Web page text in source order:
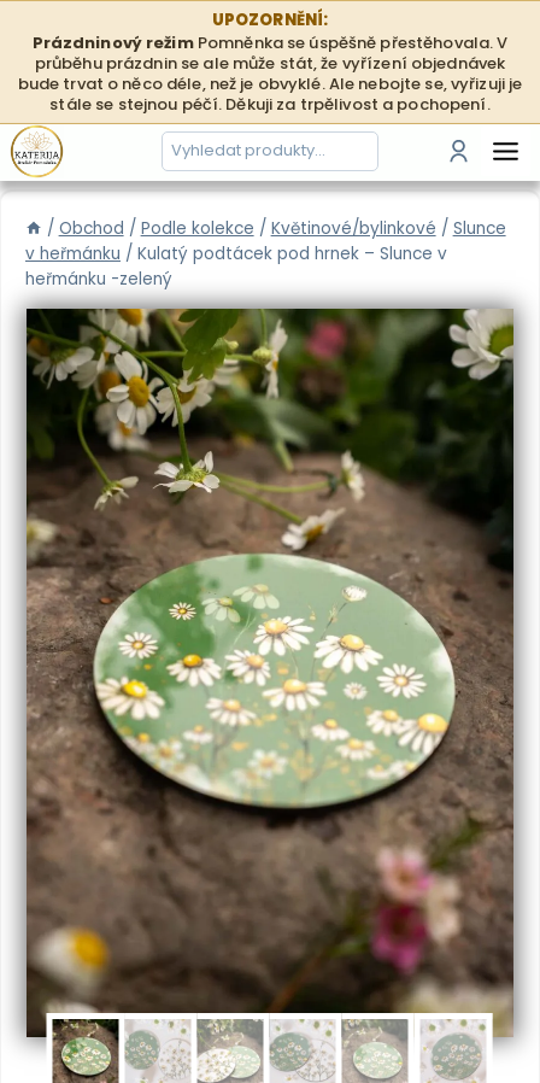
obsah
UPOZORNĚNÍ:
Prázdninový režimPomněnka se úspěšně přestěhovala. V
průběhu prázdnin se ale může stát, že vyřízení objednávek
bude trvat o něco déle, než je obvyklé. Ale nebojte se, vyřizuji je
stále se stejnou péčí. Děkuji za trpělivost a pochopení.
Hledání
/ Obchod / Podle kolekce / Květinové/bylinkové / Slunce
v heřmánku / Kulatý podtácek pod hrnek – Slunce v
heřmánku -zelený